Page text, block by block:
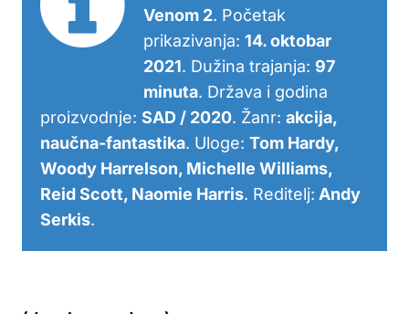
Venom 2. Početak
prikazivanja: 14. oktobar
2021. Dužina trajanja: 97
minuta. Država i godina
proizvodnje: SAD / 2020. Žanr: akcija,
naučna-fantastika. Uloge: Tom Hardy,
Woody Harrelson, Michelle Williams,
Reid Scott, Naomie Harris. Reditelj: Andy
Serkis.